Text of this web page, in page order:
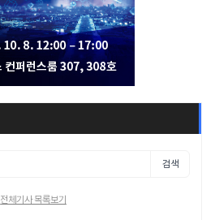
검색
전체기사 목록보기